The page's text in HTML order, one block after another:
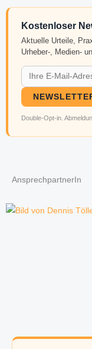
Kostenloser
Aktuelle Urteile,
Urheber-, Medien-
Double-Opt-in.
AnsprechpartnerIn